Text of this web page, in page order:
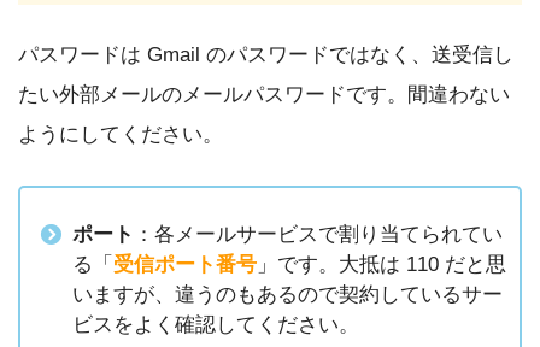
パスワードは Gmail のパスワードではなく、送受信し
たい外部メールのメールパスワードです。間違わない
ようにしてください。
ポート ：各メールサービスで割り当てられてい
る「 受信ポート番号」です。大抵は 110 だと思
いますが、違うのもあるので契約しているサー
ビスをよく確認してください。